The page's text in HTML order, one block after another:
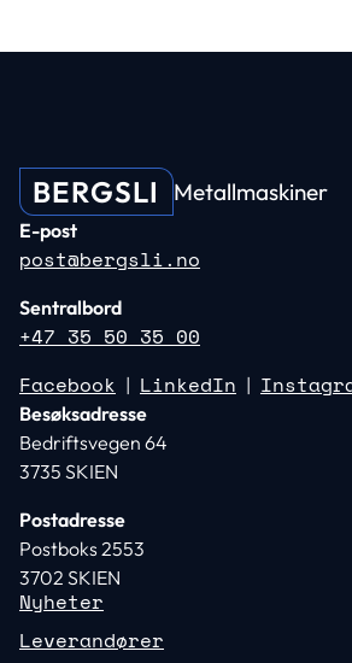
BERGSLI Metallmaskiner
E-post
post@bergsli.no
Sentralbord
+47 35 50 35 00
Facebook | LinkedIn |
Besøksadresse
Bedriftsvegen 64
3735 SKIEN
Postadresse
Postboks 2553
3702 SKIEN
Nyheter
Leverandører